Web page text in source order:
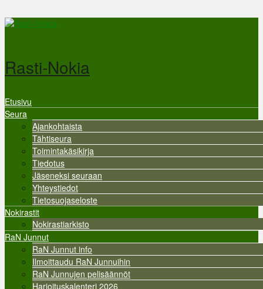
Hyppää pääsisältöön
Rasti-Nokia
Valikko
Etusivu
Seura
Ajankohtaista
Tähtiseura
Toimintakäsikirja
Tiedotus
Jäseneksi seuraan
Yhteystiedot
Tietosuojaseloste
Nokirastit
Nokirastiarkisto
RaN Junnut
RaN Junnut info
Ilmoittaudu RaN Junnuihin
RaN Junnujen pelisäännöt
Harjoituskalenteri 2026